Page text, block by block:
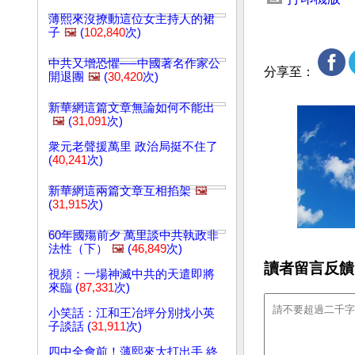
薄熙來沒撩動這位女主持人的裙
子 🖼️ (102,840次)
中共又增恐懼──中國著名作家公
開退團 🖼️ (30,420次)
新華網這篇文章無論如何不能出
🖼️ (31,091次)
衆元老聲援萬里 政治局挺不住了
(40,241次)
新華網這兩篇文章互相掐架 🖼️
(31,915次)
60年國殤前夕 萬里談中共執政非
法性（下）
🖼️ (46,849次)
視頻：一場神滅中共的天遣即將
來臨 (87,331次)
小笑話：江和王冶坪分別找小英
子談話 (31,911次)
四中全會前！薄熙來大打出手 終
分享至：
讀者留言反